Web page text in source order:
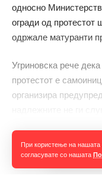
При користење на нашата
согласувате со нашата
односно
огради од протестот
одржале матуранти
Угриновска рече
протестот е
организира